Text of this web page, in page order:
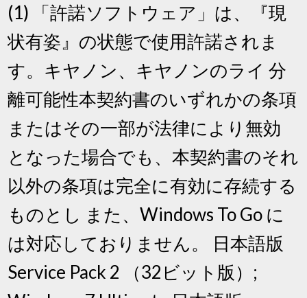
(1) 「許諾ソフトウェア」は、『現
状有姿』の状態で使用許諾されま
す。キヤノン、キヤノンのライ 分
離可能性本契約書のいずれかの条項
またはその一部が法律により無効
となった場合でも、本契約書のそれ
以外の条項は完全に有効に存続する
ものとし また、Windows To Go に
は対応しておりません。 日本語版
Service Pack 2 （32ビット版）;